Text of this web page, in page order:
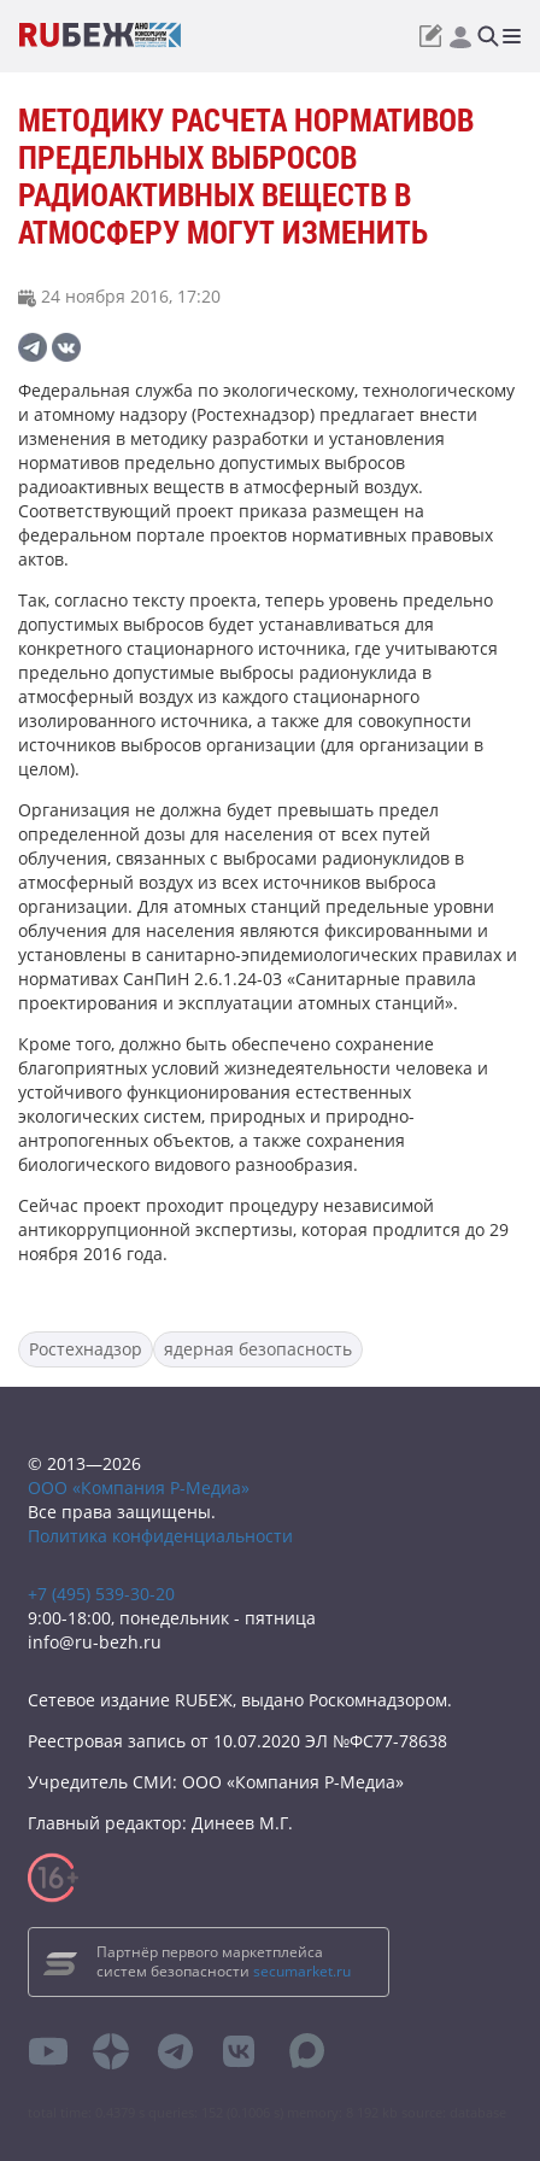
МЕТОДИКУ РАСЧЕТА НОРМАТИВОВ
ПРЕДЕЛЬНЫХ ВЫБРОСОВ
РАДИОАКТИВНЫХ ВЕЩЕСТВ В
АТМОСФЕРУ МОГУТ ИЗМЕНИТЬ
24 ноября 2016, 17:20
Федеральная служба по экологическому, технологическому
и атомному надзору (Ростехнадзор) предлагает внести
изменения в методику разработки и установления
нормативов предельно допустимых выбросов
радиоактивных веществ в атмосферный воздух.
Соответствующий проект приказа размещен на
федеральном портале проектов нормативных правовых
актов.
Так, согласно тексту проекта, теперь уровень предельно
допустимых выбросов будет устанавливаться для
конкретного стационарного источника, где учитываются
предельно допустимые выбросы радионуклида в
атмосферный воздух из каждого стационарного
изолированного источника, а также для совокупности
источников выбросов организации (для организации в
целом).
Организация не должна будет превышать предел
определенной дозы для населения от всех путей
облучения, связанных с выбросами радионуклидов в
атмосферный воздух из всех источников выброса
организации. Для атомных станций предельные уровни
облучения для населения являются фиксированными и
установлены в санитарно-эпидемиологических правилах и
нормативах СанПиН 2.6.1.24-03 «Санитарные правила
проектирования и эксплуатации атомных станций».
Кроме того, должно быть обеспечено сохранение
благоприятных условий жизнедеятельности человека и
устойчивого функционирования естественных
экологических систем, природных и природно-
антропогенных объектов, а также сохранения
биологического видового разнообразия.
Сейчас проект проходит процедуру независимой
антикоррупционной экспертизы, которая продлится до 29
ноября 2016 года.
Ростехнадзор ядерная безопасность
© 2013—2026
ООО «Компания Р-Медиа»
Все права защищены.
Политика конфиденциальности
+7 (495) 539-30-20
9:00-18:00, понедельник - пятница
info@ru-bezh.ru
Сетевое издание RUБЕЖ, выдано Роскомнадзором.
Реестровая запись от 10.07.2020 ЭЛ №ФС77-78638
Учредитель СМИ: ООО «Компания Р-Медиа»
Главный редактор: Динеев М.Г.
Партнёр первого маркетплейса
систем безопасности secumarket.ru